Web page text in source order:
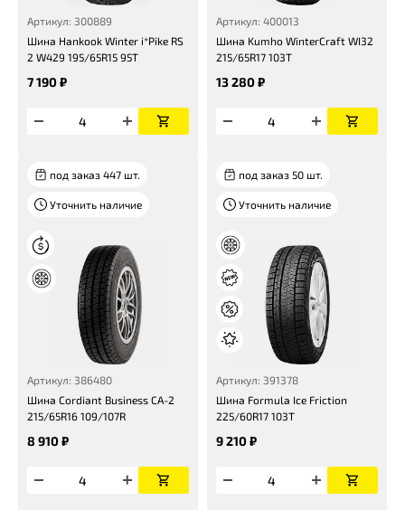
Артикул: 300889
Шина Hankook Winter i*Pike RS
2 W429 195/65R15 95T
7 190 ₽
Артикул: 400013
Шина Kumho WinterCraft WI32
215/65R17 103T
13 280 ₽
под заказ 447 шт.
Уточнить наличие
Артикул: 386480
Шина Cordiant Business СА-2
215/65R16 109/107R
8 910 ₽
под заказ 50 шт.
Уточнить наличие
Артикул: 391378
Шина Formula Ice Friction
225/60R17 103T
9 210 ₽